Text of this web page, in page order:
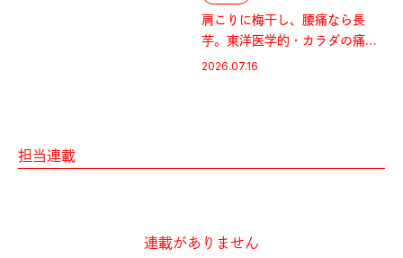
肩こりに梅干し、腰痛なら長
芋。東洋医学的・カラダの痛み
解消術。
2026.07.16
担当連載
連載がありません